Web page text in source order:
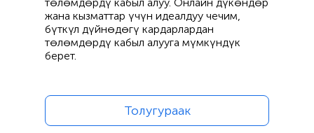
жана кызматтар үчүн идеалдуу чечим,
бүткүл дүйнөдөгү кардарлардан
төлөмдөрдү кабыл алууга мүмкүндүк
берет.
Толугураак